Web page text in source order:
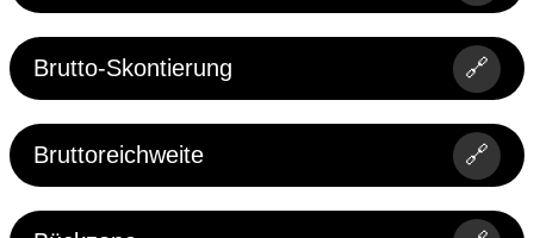
Brutto-Skontierung 🔗
Bruttoreichweite 🔗